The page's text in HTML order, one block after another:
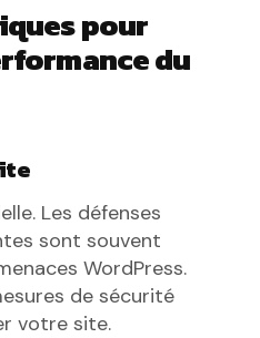
pour
du
Les défenses
sont souvent
WordPress.
de sécurité
votre site.